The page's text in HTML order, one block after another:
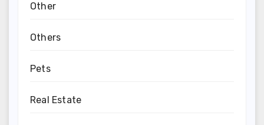
Other
Others
Pets
Real Estate